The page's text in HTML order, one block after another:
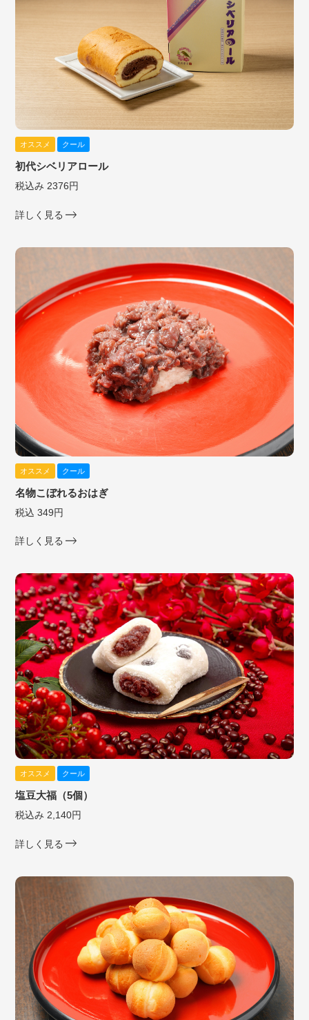
オススメ クール
初代シベリアロール
税込み 2376円
詳しく見る
オススメ クール
名物こぼれるおはぎ
税込 349円
詳しく見る
オススメ クール
塩豆大福（5個）
税込み 2,140円
詳しく見る